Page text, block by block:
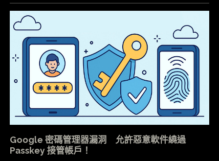
Google 密碼管理器漏洞 允許惡意軟件繞過
Passkey 接管帳戶！